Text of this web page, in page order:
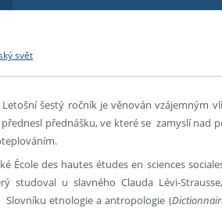
Knihovna
E-shop fakulty
Výběrová řízení
Vydavatelství FF UK
Programy s mikrocertifikátem
Univerzita třetího věku
Studující se specifickými
Podpora a benefity pro
Vědecké ceny a fondy
Publikace
Mimofakultní financování
East and Central European
svět
šestý ročník je věnován vzájemným
přednášku, ve které se zamyslí
École des hautes études en sciences
studoval u slavného Clauda Lévi-
Slovníku etnologie a antropologie (